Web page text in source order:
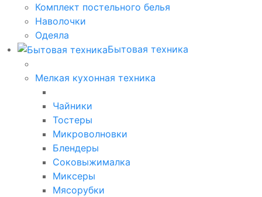
Комплект постельного белья
Наволочки
Одеяла
Бытовая техника
Мелкая кухонная техника
Чайники
Тостеры
Микроволновки
Блендеры
Соковыжималка
Миксеры
Мясорубки